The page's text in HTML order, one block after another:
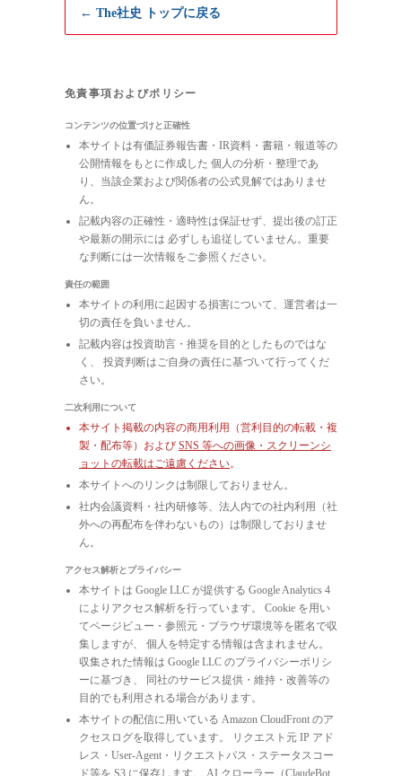
← The社史 トップに戻る
免責事項およびポリシー
コンテンツの位置づけと正確性
本サイトは有価証券報告書・IR資料・書籍・報道等の
公開情報をもとに作成した 個人の分析・整理であ
り、当該企業および関係者の公式見解ではありませ
ん。
記載内容の正確性・適時性は保証せず、提出後の訂正
や最新の開示には 必ずしも追従していません。重要
な判断には一次情報をご参照ください。
責任の範囲
本サイトの利用に起因する損害について、運営者は一
切の責任を負いません。
記載内容は投資助言・推奨を目的としたものではな
く、 投資判断はご自身の責任に基づいて行ってくだ
さい。
二次利用について
本サイト掲載の内容の商用利用（営利目的の転載・複
製・配布等）および SNS 等への画像・スクリーンシ
ョットの転載はご遠慮ください。
本サイトへのリンクは制限しておりません。
社内会議資料・社内研修等、法人内での社内利用（社
外への再配布を伴わないもの）は制限しておりませ
ん。
アクセス解析とプライバシー
本サイトは Google LLC が提供する Google Analytics 4
によりアクセス解析を行っています。 Cookie を用い
てページビュー・参照元・ブラウザ環境等を匿名で収
集しますが、 個人を特定する情報は含まれません。
収集された情報は Google LLC のプライバシーポリシ
ーに基づき、 同社のサービス提供・維持・改善等の
目的でも利用される場合があります。
本サイトの配信に用いている Amazon CloudFront のア
クセスログを取得しています。 リクエスト元 IP アド
レス・User-Agent・リクエストパス・ステータスコー
ド等を S3 に保存します。 AI クローラー（ClaudeBot,